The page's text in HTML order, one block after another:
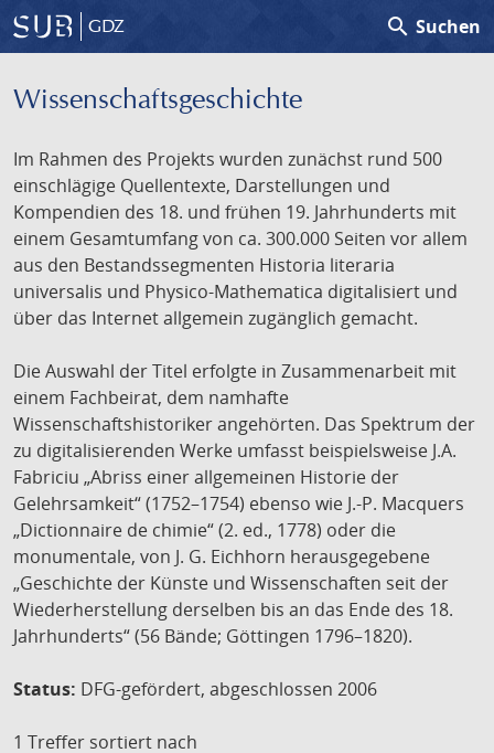
GDZ search Suchen
Wissenschafts­geschichte
Im Rahmen des Projekts wurden zunächst rund 500
einschlägige Quellentexte, Darstellungen und
Kompendien des 18. und frühen 19. Jahrhunderts mit
einem Gesamtumfang von ca. 300.000 Seiten vor allem
aus den Bestandssegmenten Historia literaria
universalis und Physico-Mathematica digitalisiert und
über das Internet allgemein zugänglich gemacht.
Die Auswahl der Titel erfolgte in Zusammenarbeit mit
einem Fachbeirat, dem namhafte
Wissenschaftshistoriker angehörten. Das Spektrum der
zu digitalisierenden Werke umfasst beispielsweise J.A.
Fabriciu „Abriss einer allgemeinen Historie der
Gelehrsamkeit“ (1752–1754) ebenso wie J.-P. Macquers
„Dictionnaire de chimie“ (2. ed., 1778) oder die
monumentale, von J. G. Eichhorn herausgegebene
„Geschichte der Künste und Wissenschaften seit der
Wiederherstellung derselben bis an das Ende des 18.
Jahrhunderts“ (56 Bände; Göttingen 1796–1820).
Status: DFG-gefördert, abgeschlossen 2006
1 Treffer sortiert nach